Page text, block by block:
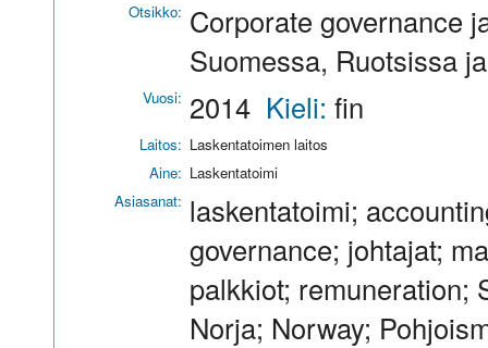
Otsikko: Corporate governance
Suomessa, Ruotsissa
Vuosi: 2014 Kieli: fin
Laitos: Laskentatoimen laitos
Aine: Laskentatoimi
Asiasanat: laskentatoimi;
governance; johtajat;
palkkiot; remuneration;
Norja; Norway;